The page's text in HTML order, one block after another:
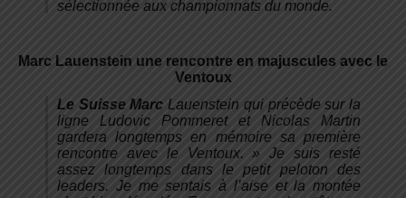
sélectionnée aux championnats du monde.
Marc Lauenstein une rencontre en majuscules avec le
Ventoux
Le Suisse Marc Lauenstein qui précède sur la
ligne Ludovic Pommeret et Nicolas Martin
gardera longtemps en mémoire sa première
rencontre avec le Ventoux. »Je suis resté
assez longtemps dans le petit peloton des
leaders. Je me sentais à l’aise et la montée